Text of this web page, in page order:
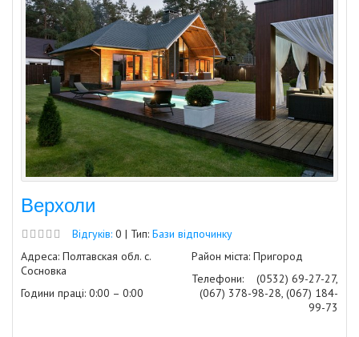
Верхоли
Відгуків: 0 | Тип: Бази відпочинку
Адреса: Полтавская обл. с.
Сосновка
Години праці: 0:00 – 0:00
Район міста: Пригород
Телефони:
(0532) 69-27-27,
(067) 378-98-28, (067) 184-
99-73